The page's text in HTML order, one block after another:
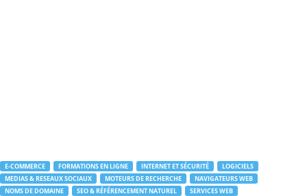
E-COMMERCE FORMATIONS EN LIGNE INTERNET ET SÉCURITÉ
LOGICIELS
MEDIAS & RESEAUX SOCIAUX
MOTEURS DE RECHERCHE
NAVIGATEURS WEB
NOMS DE DOMAINE
SEO & RÉFÉRENCEMENT NATUREL SERVICES WEB